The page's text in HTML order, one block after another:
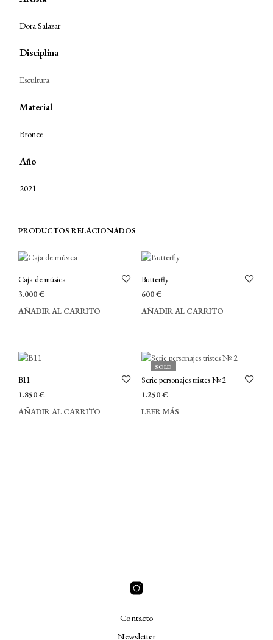
Dora Salazar
Disciplina
Escultura
Material
Bronce
Año
2021
PRODUCTOS RELACIONADOS
Caja de música
3.000€
AÑADIR AL CARRITO
Butterfly
600€
AÑADIR AL CARRITO
B11
1.850€
AÑADIR AL CARRITO
SOLD
Serie personajes tristes Nº 2
1.250€
LEER MÁS
Contacto
Newsletter